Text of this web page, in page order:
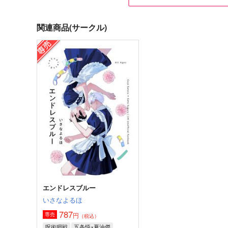
エバーグリーンにはまだ遠い
黒糖書房
1,430 （税込）
五条悟×夏油傑
サンプル 作品詳細
関連商品(サークル)
エンドレスブルー
いさなよるほ
専売 787円 （税込）